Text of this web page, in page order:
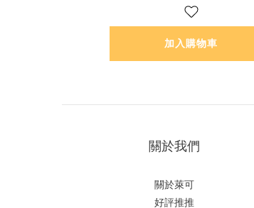
加入購物車
關於我們
關於萊可
好評推推